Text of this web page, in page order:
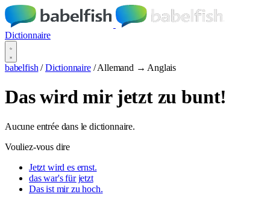
Dictionnaire
babelfish / Dictionnaire / Allemand → Anglais
Das wird mir jetzt zu bunt!
Aucune entrée dans le dictionnaire.
Vouliez-vous dire
Jetzt wird es ernst.
das war's für jetzt
Das ist mir zu hoch.